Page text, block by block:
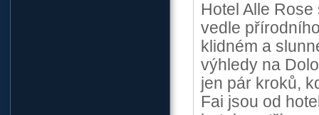
Hotel Alle
vedle
klidném a
výhledy na
jen pár kroků,
Fai jsou od